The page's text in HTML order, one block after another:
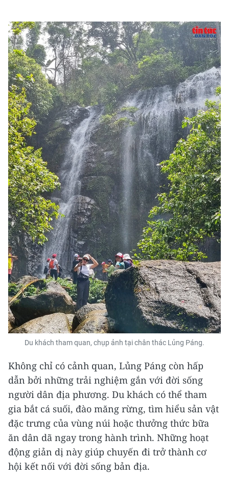
Du khách tham quan, chụp ảnh tại chân thác Lủng Páng.
Không chỉ có cảnh quan, Lủng Páng còn hấp
dẫn bởi những trải nghiệm gắn với đời sống
người dân địa phương. Du khách có thể tham
gia bắt cá suối, đào măng rừng, tìm hiểu sản vật
đặc trưng của vùng núi hoặc thưởng thức bữa
ăn dân dã ngay trong hành trình. Những hoạt
động giản dị này giúp chuyến đi trở thành cơ
hội kết nối với đời sống bản địa.